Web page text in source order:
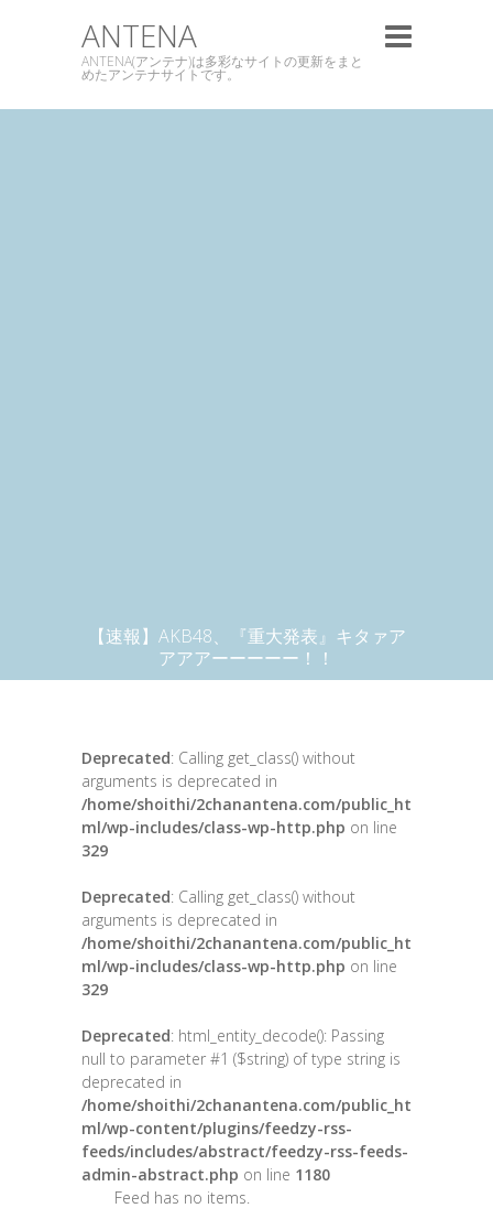
ANTENA
ANTENA(アンテナ)は多彩なサイトの更新をまと
めたアンテナサイトです。
【速報】AKB48、『重大発表』キタァア
アアアーーーーー！！
Deprecated: Calling get_class() without
arguments is deprecated in
/home/shoithi/2chanantena.com/public_ht
ml/wp-includes/class-wp-http.php on line
329
Deprecated: Calling get_class() without
arguments is deprecated in
/home/shoithi/2chanantena.com/public_ht
ml/wp-includes/class-wp-http.php on line
329
Deprecated: html_entity_decode(): Passing
null to parameter #1 ($string) of type string is
deprecated in
/home/shoithi/2chanantena.com/public_ht
ml/wp-content/plugins/feedzy-rss-
feeds/includes/abstract/feedzy-rss-feeds-
admin-abstract.php on line 1180
Feed has no items.